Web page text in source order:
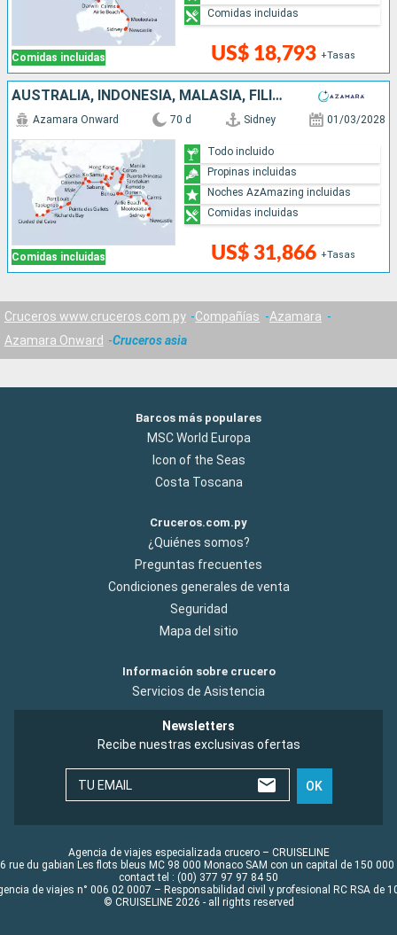
Comidas incluidas US$ 18,793 +Tasas
Comidas incluidas
AUSTRALIA, INDONESIA, MALASIA, FILIPINAS, CHINA, VIETNAM, TAILANDIA, SINGAPUR, SRI LANKA, INDIA, MALDIVAS, MAURICE, FRANCIA, MADAGASCAR, SUDAFRICA
Comidas incluidas
Azamara Onward 70 d Sidney 01/03/2028
US$ 31,866 +Tasas
Todo incluido
Propinas incluidas
Noches AzAmazing incluidas
Comidas incluidas
Cruceros www.cruceros.com.py Compañías
Azamara
Azamara Onward
Cruceros asia
Barcos más populares
MSC World Europa
Icon of the Seas
Costa Toscana
Cruceros.com.py
¿Quiénes somos?
Preguntas frecuentes
Condiciones generales de venta
Seguridad
Mapa del sitio
Información sobre crucero
Servicios de Asistencia
Newsletters
Recibe nuestras exclusivas ofertas
TU EMAIL OK
Agencia de viajes especializada crucero – CRUISELINE
rue du gabian Les flots bleus MC 98 000 Monaco SAM con un capital de 150 000
contact tel : (00) 377 97 97 84 50
de viajes n° 006 02 0007 – Responsabilidad civil y profesional RC RSA de
© CRUISELINE 2026 - all rights reserved